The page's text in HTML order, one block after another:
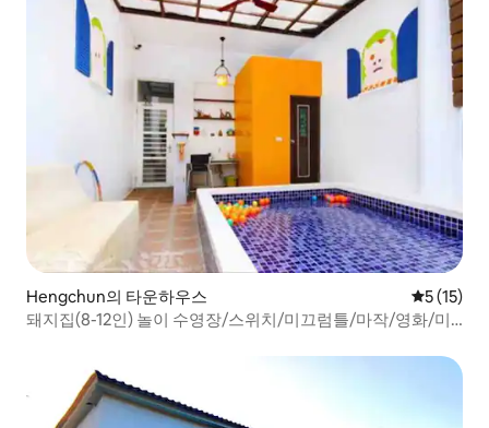
Hengchun의 타운하우스 평점 5점
5 (15)
돼지집(8-12인) 놀이 수영장/스위치/미끄럼틀/마작/영화/미